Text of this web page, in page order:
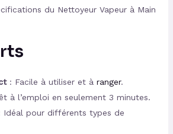
du Nettoyeur Vapeur à Main
: Facile à utiliser et à ranger.
à l’emploi en seulement 3 minutes.
pour différents types de